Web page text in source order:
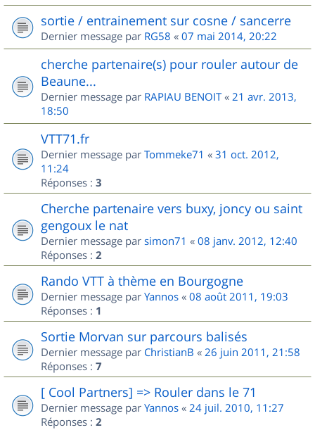
sortie / entrainement sur cosne / sancerre
Dernier message par RG58 « 07 mai 2014, 20:22
cherche partenaire(s) pour rouler autour de
Beaune...
Dernier message par RAPIAU BENOIT« 21 avr. 2013,
18:50
VTT71.fr
Dernier message par Tommeke71 « 31 oct. 2012,
11:24
Réponses : 3
Cherche partenaire vers buxy, joncy ou saint
gengoux le nat
Dernier message par simon71 « 08 janv. 2012, 12:40
Réponses : 2
Rando VTT à thème en Bourgogne
Dernier message par Yannos « 08 août 2011, 19:03
Réponses : 1
Sortie Morvan sur parcours balisés
Dernier message par ChristianB « 26 juin 2011, 21:58
Réponses : 7
[ Cool Partners] => Rouler dans le 71
Dernier message par Yannos « 24 juil. 2010, 11:27
Réponses : 2